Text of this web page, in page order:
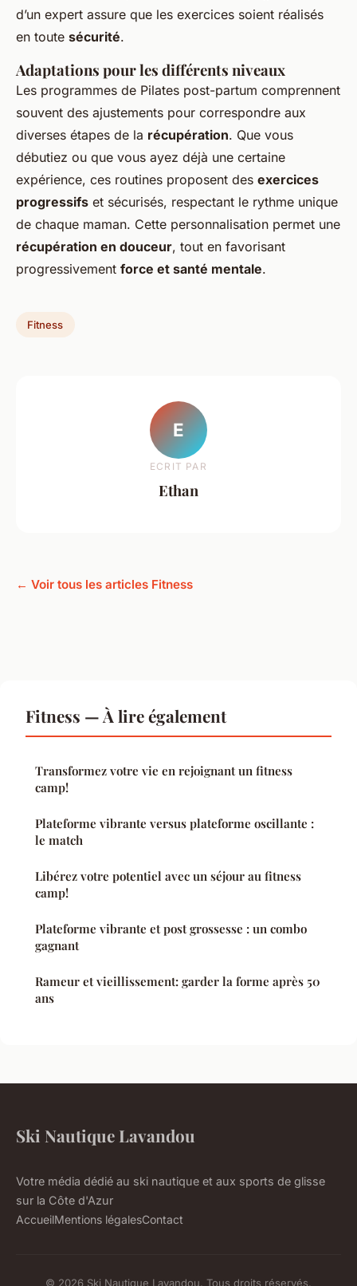
d’un expert assure que les exercices soient réalisés
en toute sécurité.
Adaptations pour les différents niveaux
Les programmes de Pilates post-partum comprennent
souvent des ajustements pour correspondre aux
diverses étapes de la récupération. Que vous
débutiez ou que vous ayez déjà une certaine
expérience, ces routines proposent des exercices
progressifs et sécurisés, respectant le rythme unique
de chaque maman. Cette personnalisation permet une
récupération en douceur, tout en favorisant
progressivement force et santé mentale.
Fitness
E
ECRIT PAR
Ethan
← Voir tous les articles Fitness
Fitness — À lire également
Transformez votre vie en rejoignant un fitness
camp!
Plateforme vibrante versus plateforme oscillante :
le match
Libérez votre potentiel avec un séjour au fitness
camp!
Plateforme vibrante et post grossesse : un combo
gagnant
Rameur et vieillissement: garder la forme après 50
ans
Ski Nautique Lavandou
Votre média dédié au ski nautique et aux sports de glisse
sur la Côte d'Azur
AccueilMentions légalesContact
© 2026 Ski Nautique Lavandou. Tous droits réservés.